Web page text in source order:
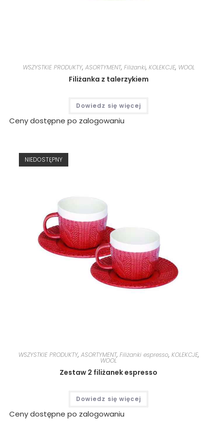
WSZYSTKIE PRODUKTY, ASORTYMENT, Filiżanki, KOLEKCJE, WOOL
Filiżanka z talerzykiem
Dowiedz się więcej
Ceny dostępne po zalogowaniu
NIEDOSTĘPNY
WSZYSTKIE PRODUKTY, ASORTYMENT, Filiżanki espresso, KOLEKCJE,
WOOL
Zestaw 2 filiżanek espresso
Dowiedz się więcej
Ceny dostępne po zalogowaniu